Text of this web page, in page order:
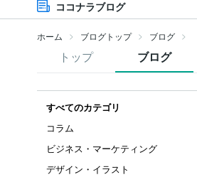
ココナラブログ
ホーム ブログトップ ブログ
トップ ブログ
すべてのカテゴリ
コラム
ビジネス・マーケティング
デザイン・イラスト